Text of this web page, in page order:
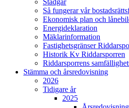
Stadgar
Så fungerar vår
Ekonomisk plan och
Energideklaration
Mäklarinformation
Fastighetsgränser
Historik Kv Riddarsporren
Riddarsporrens
Stämma och årsredovisning
2026
Tidigare år
2025